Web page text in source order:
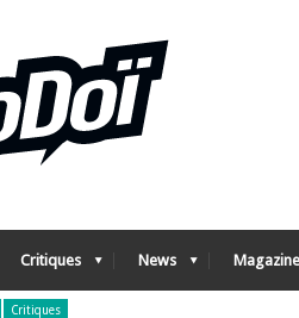
Critiques News Magazine
Critiques